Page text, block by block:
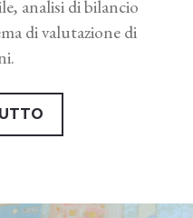
analisi di bilancio
di valutazione di